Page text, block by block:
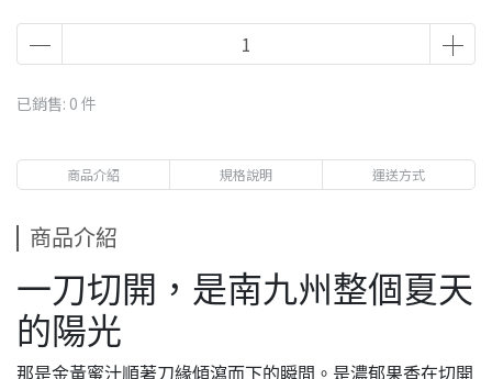
已銷售: 0 件
商品介紹 規格說明 運送方式
商品介紹
一刀切開，是南九州整個夏天
的陽光
那是金黃蜜汁順著刀緣傾瀉而下的瞬間。是濃郁果香在切開